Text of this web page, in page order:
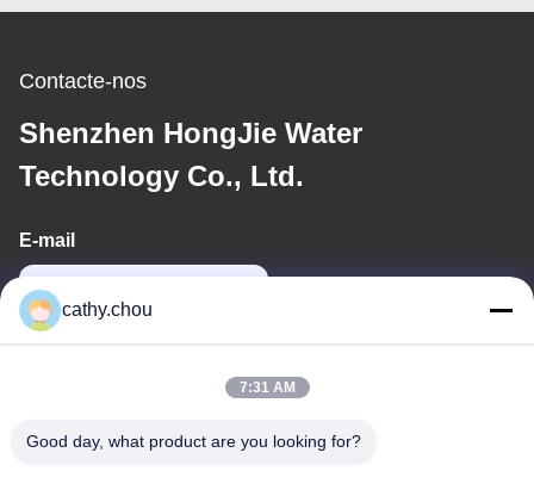
Contacte-nos
Shenzhen HongJie Water
Technology Co., Ltd.
E-mail
cathy.chou
7:31 AM
Good day, what product are you looking for?